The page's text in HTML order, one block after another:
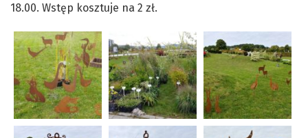
18.00. Wstęp kosztuje na 2 zł.